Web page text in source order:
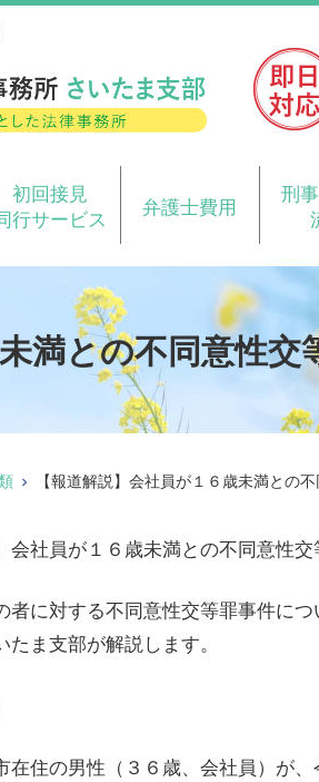
初回接見
行サービス
弁護士費用
刑
満との不同意性
【報道解説】会社員が１６歳未満との
会社員が１６歳未満との不同意性
者に対する不同意性交等罪事件に
ま支部が解説します。
在住の男性（３６歳、会社員）が